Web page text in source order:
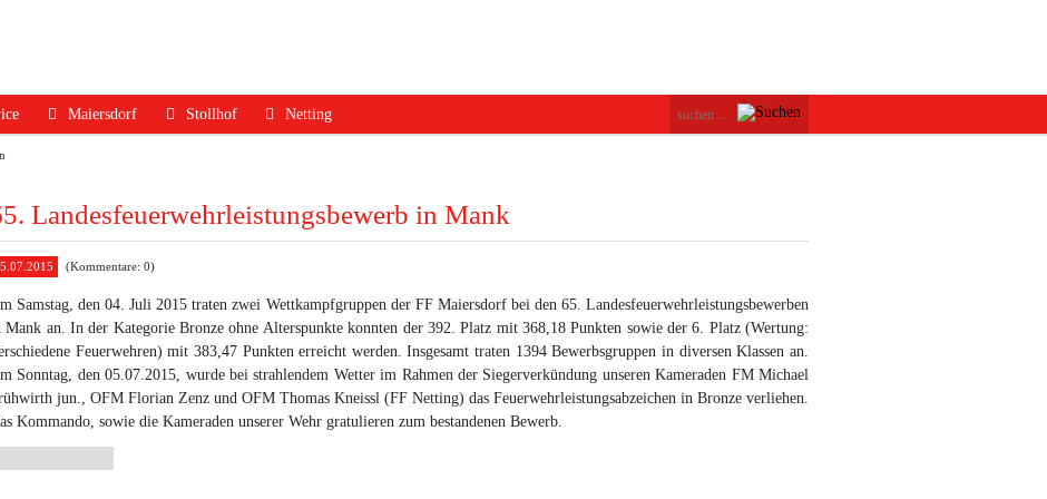
/ Notruf
Tipps
Maiersdorf
Ausrüstung
Termine
Geschichte
Kontakt
Stollhof
Termine
Geschichte
Kontakt
Netting
Ausrüstung
Geschichte
Kontakt
Landesfeuerwehrleistungsbewerb in Mank
(Kommentare: 0)
Samstag, den 04. Juli 2015 traten zwei Wettkampfgruppen der FF Maiersdorf bei den 65. Landesfeuerwehrleistungsbewerben
Mank an. In der Kategorie Bronze ohne Alterspunkte konnten der 392. Platz mit 368,18 Punkten sowie der 6. Platz (Wertung:
Feuerwehren) mit 383,47 Punkten erreicht werden. Insgesamt traten 1394 Bewerbsgruppen in diversen Klassen an.
Sonntag, den 05.07.2015, wurde bei strahlendem Wetter im Rahmen der Siegerverkündung unseren Kameraden FM Michael
jun., OFM Florian Zenz und OFM Thomas Kneissl (FF Netting) das Feuerwehrleistungsabzeichen in Bronze verliehen.
Kommando, sowie die Kameraden unserer Wehr gratulieren zum bestandenen Bewerb.